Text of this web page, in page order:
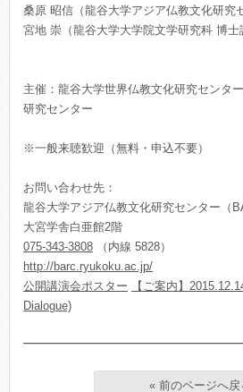
桑原 昭信（龍谷大学アジア仏教文化研究
宮地 崇（龍谷大学大学院文学研究科 博士
主催：龍谷大学世界仏教文化研究センタ
研究センター
※一般来聴歓迎（無料・申込不要）
お問い合わせ先：
龍谷大学アジア仏教文化研究センター（
大宮学舎白亜館2階
075-343-3808 （内線 5828）
http://barc.ryukoku.ac.jp/
公開講演会ポスター
【ご案内】
Dialogue)
« 前のページへ戻